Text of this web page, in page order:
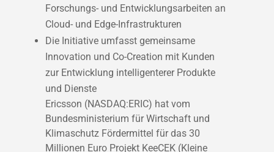
Forschungs- und Entwicklungsarbeiten an
Cloud- und Edge-Infrastrukturen
Die Initiative umfasst gemeinsame
Innovation und Co-Creation mit Kunden
zur Entwicklung intelligenterer Produkte
und Dienste
Ericsson (NASDAQ:ERIC) hat vom
Bundesministerium für Wirtschaft und
Klimaschutz Fördermittel für das 30
Millionen Euro Projekt KeeCEK (Kleine